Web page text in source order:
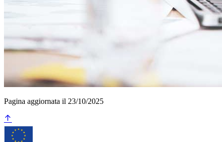
Pagina aggiornata il 23/10/2025